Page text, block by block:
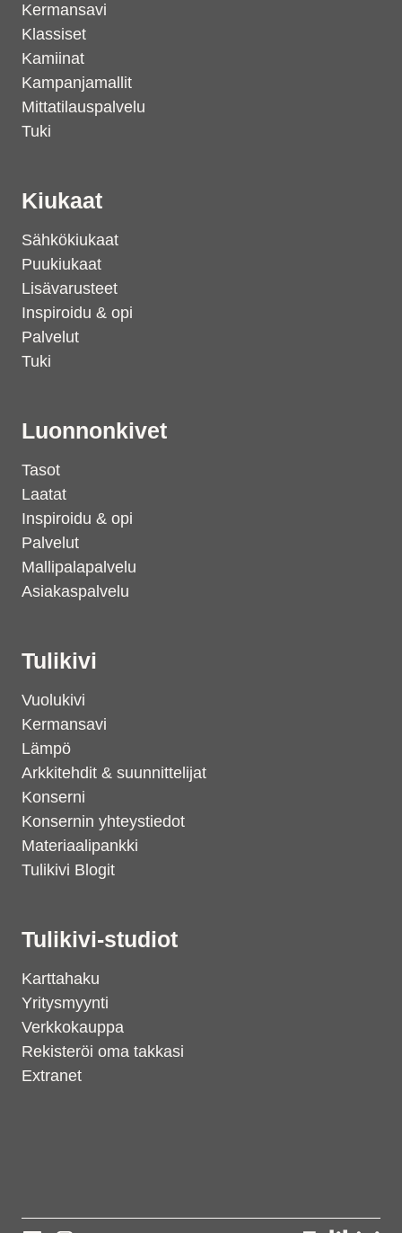
Kermansavi
Klassiset
Kamiinat
Kampanjamallit
Mittatilauspalvelu
Tuki
Kiukaat
Sähkökiukaat
Puukiukaat
Lisävarusteet
Inspiroidu & opi
Palvelut
Tuki
Luonnonkivet
Tasot
Laatat
Inspiroidu & opi
Palvelut
Mallipalapalvelu
Asiakaspalvelu
Tulikivi
Vuolukivi
Kermansavi
Lämpö
Arkkitehdit & suunnittelijat
Konserni
Konsernin yhteystiedot
Materiaalipankki
Tulikivi Blogit
Tulikivi-studiot
Karttahaku
Yritysmyynti
Verkkokauppa
Rekisteröi oma takkasi
Extranet
today?